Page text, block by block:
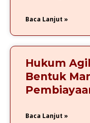
Baca Lanjut »
Hukum
Bentuk
Baca Lanjut »